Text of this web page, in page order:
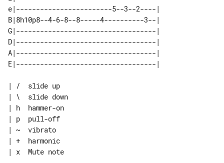
e|------------------------5--3--2----|
B|8h10p8--4-6-8--8-----4----------3--|
G|-----------------------------------|
D|-----------------------------------|
A|-----------------------------------|
| /  slide up
| \  slide down
| h  hammer-on
| p  pull-off
| ~  vibrato
| +  harmonic
| x  Mute note